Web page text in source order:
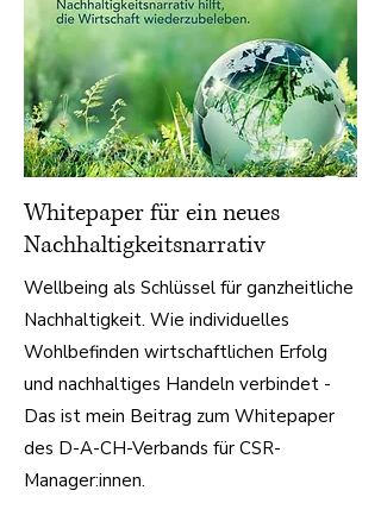
Whitepaper für ein neues
Nachhaltigkeitsnarrativ
Wellbeing als Schlüssel für ganzheitliche
Nachhaltigkeit. Wie individuelles
Wohlbefinden wirtschaftlichen Erfolg
und nachhaltiges Handeln verbindet -
Das ist mein Beitrag zum Whitepaper
des D-A-CH-Verbands für CSR-
Manager:innen.